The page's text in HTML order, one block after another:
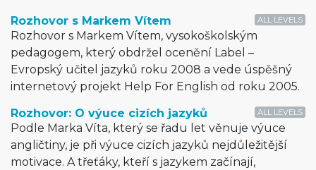
ALL LEVELS
Rozhovor s Markem Vítem
Rozhovor s Markem Vítem, vysokoškolským
pedagogem, který obdržel ocenění Label –
Evropský učitel jazyků roku 2008 a vede úspěšný
internetový projekt Help For English od roku 2005.
ALL LEVELS
Rozhovor: O výuce cizích jazyků
Podle Marka Víta, který se řadu let věnuje výuce
angličtiny, je při výuce cizích jazyků nejdůležitější
motivace. A třeťáky, kteří s jazykem začínají,